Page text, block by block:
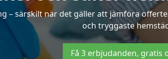
– särskilt när det gäller att jämföra
och tryggaste
Få 3 erbjudanden,